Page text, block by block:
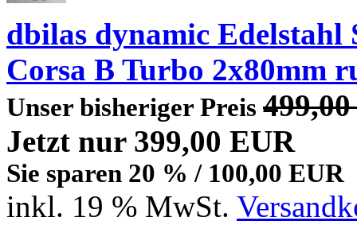
dbilas dynamic Edelstahl
Corsa B Turbo 2x80mm
Unser bisheriger Preis
Jetzt nur 399,00 EUR
Sie sparen 20 % / 100,00 EUR
inkl. 19 % MwSt.